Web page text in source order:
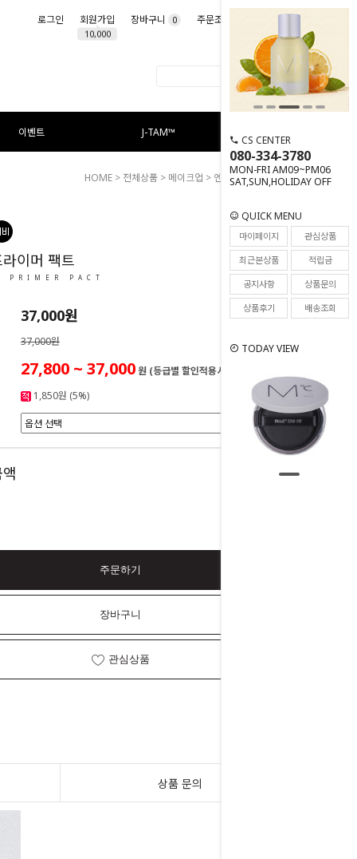
로그인 회원가입
10,000
장바구니 0 주문조회 마이페이지
이벤트 J-TAM™
CS CENTER
080-334-3780
MON-FRI AM09~PM06
SAT,SUN,HOLIDAY OFF
QUICK MENU
마이페이지
관심상품
최근본상품
적립금
공지사항
상품문의
상품후기
배송조회
TODAY VIEW
HOME > 전체상품 > 메이크업 > 엔드 핏 프라이머 팩트
18
이머 팩트
PRIMER PACT
37,000원
37,000원
27,800 ~ 37,000원 (등급별 할인적용시)
1,850원 (5%)
0원
주문하기
장바구니
관심상품
상품 문의